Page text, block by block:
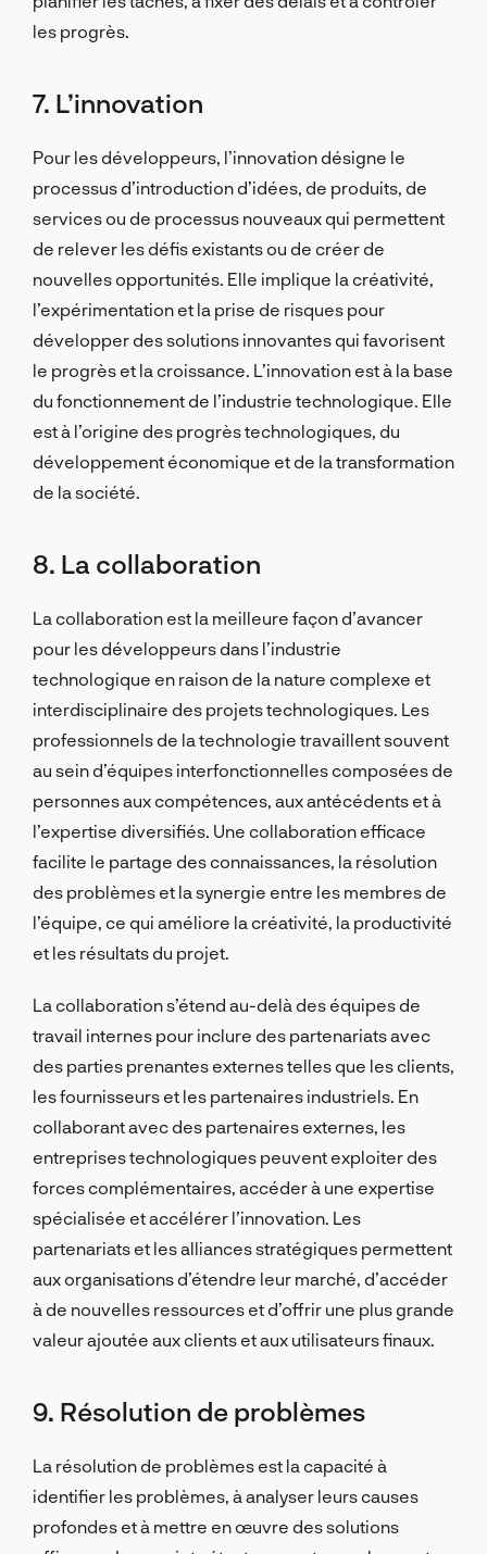
les progrès.
7. L’innovation
Pour les développeurs, l’innovation désigne le
processus d’introduction d’idées, de produits, de
services ou de processus nouveaux qui permettent
de relever les défis existants ou de créer de
nouvelles opportunités. Elle implique la créativité,
l’expérimentation et la prise de risques pour
développer des solutions innovantes qui favorisent
le progrès et la croissance. L’innovation est à la base
du fonctionnement de l’industrie technologique. Elle
est à l’origine des progrès technologiques, du
développement économique et de la transformation
de la société.
8. La collaboration
La collaboration est la meilleure façon d’avancer
pour les développeurs dans l’industrie
technologique en raison de la nature complexe et
interdisciplinaire des projets technologiques. Les
professionnels de la technologie travaillent souvent
au sein d’équipes interfonctionnelles composées de
personnes aux compétences, aux antécédents et à
l’expertise diversifiés. Une collaboration efficace
facilite le partage des connaissances, la résolution
des problèmes et la synergie entre les membres de
l’équipe, ce qui améliore la créativité, la productivité
et les résultats du projet.
La collaboration s’étend au-delà des équipes de
travail internes pour inclure des partenariats avec
des parties prenantes externes telles que les clients,
les fournisseurs et les partenaires industriels. En
collaborant avec des partenaires externes, les
entreprises technologiques peuvent exploiter des
forces complémentaires, accéder à une expertise
spécialisée et accélérer l’innovation. Les
partenariats et les alliances stratégiques permettent
aux organisations d’étendre leur marché, d’accéder
à de nouvelles ressources et d’offrir une plus grande
valeur ajoutée aux clients et aux utilisateurs finaux.
9. Résolution de problèmes
La résolution de problèmes est la capacité à
identifier les problèmes, à analyser leurs causes
profondes et à mettre en œuvre des solutions